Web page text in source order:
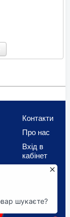
Контакти
Про нас
Вхід в
кабінет